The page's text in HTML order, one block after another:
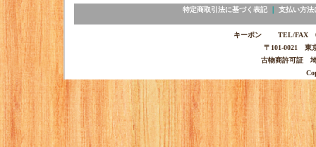
特定商取引法に基づく表記｜ 支払い方法
キーポン TEL/FAX
〒101-0021 東
古物商許可証